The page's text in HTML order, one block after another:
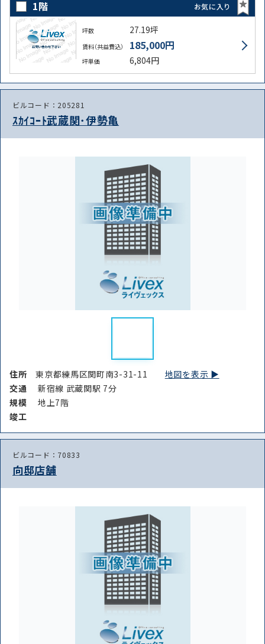
1階 お気に入り
坪数 27.19坪
賃料（共益費込） 185,000円
坪単価 6,804円
ビルコード：205281
ｽｶｲｺｰﾄ武蔵関･伊勢亀
住所東京都練馬区関町南3-31-11 地図を表示 ▶︎
交通
新宿線 武蔵関駅 7分
規模
地上7階
竣⼯
ビルコード：70833
向邸店舗